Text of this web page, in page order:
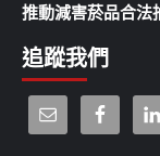
推動減害菸品合法
追蹤我們